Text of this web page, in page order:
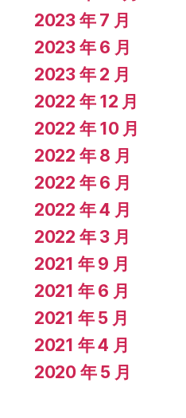
2023 年 7 月
2023 年 6 月
2023 年 2 月
2022 年 12 月
2022 年 10 月
2022 年 8 月
2022 年 6 月
2022 年 4 月
2022 年 3 月
2021 年 9 月
2021 年 6 月
2021 年 5 月
2021 年 4 月
2020 年 5 月